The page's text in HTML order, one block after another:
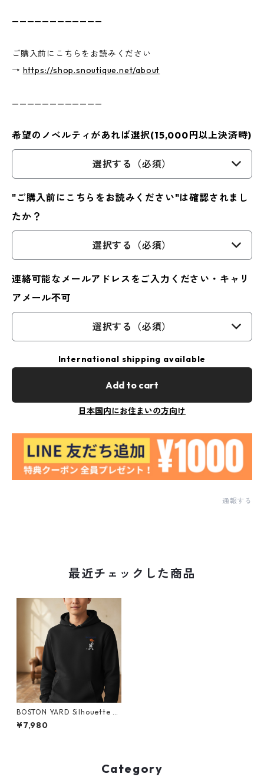
————————————
ご購入前にこちらをお読みください
→ https://shop.snoutique.net/about
————————————
希望のノベルティがあれば選択(15,000円以上決済時)
選択する（必須）
"ご購入前にこちらをお読みください"は確認されまし
たか？
選択する（必須）
連絡可能なメールアドレスをご入力ください・キャリ
アメール不可
選択する（必須）
International shipping available
Add to cart
日本国内にお住まいの方向け
通報する
最近チェックした商品
BOSTON YARD Silhouette P
uppy 刺繍 ユニセックス 裏毛
プルオーバー パーカー pf027
¥7,980
Category